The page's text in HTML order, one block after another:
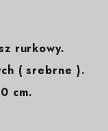
rurkowy.
( srebrne ).
cm.